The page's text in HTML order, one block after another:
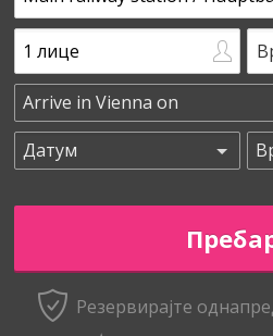
Резервирајте